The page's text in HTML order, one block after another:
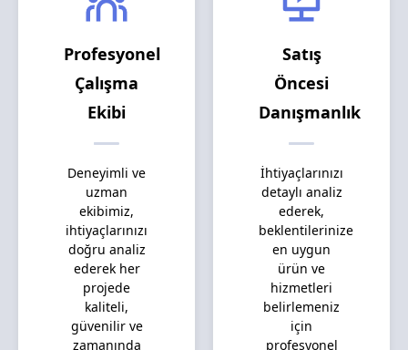
Profesyonel
Çalışma
Ekibi
Deneyimli ve
uzman
ekibimiz,
ihtiyaçlarınızı
doğru analiz
ederek her
projede
kaliteli,
güvenilir ve
zamanında
Satış
Öncesi
Danışmanlık
İhtiyaçlarınızı
detaylı analiz
ederek,
beklentilerinize
en uygun
ürün ve
hizmetleri
belirlemeniz
için
profesyonel